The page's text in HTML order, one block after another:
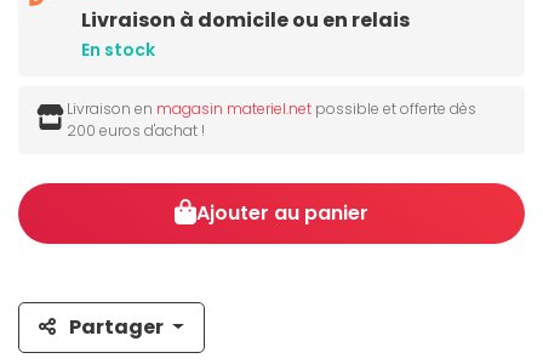
Livraison à domicile ou en relais
En stock
Livraison en magasin materiel.net possible et offerte dès
200 euros d'achat !
Ajouter au panier
Partager